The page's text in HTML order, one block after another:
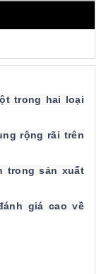
trong hai loại
rộng rãi trên
trong sản xuất
giá cao về